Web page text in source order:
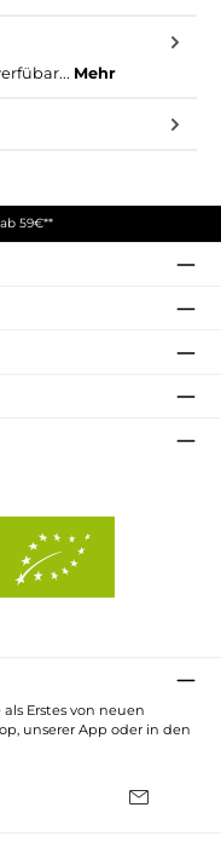
Mehr
59€**
Erstes von neuen
unserer App oder in den